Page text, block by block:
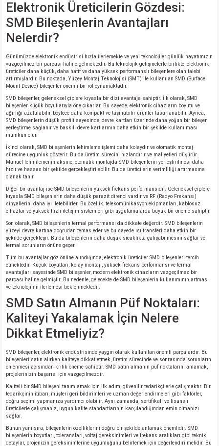
MARKA)
Elektronik Üreticilerin Gözdesi:
SMD Bileşenlerin Avantajları
Nelerdir?
Günümüzde elektronik endüstrisi hızla ilerlemekte ve yeni teknolojiler günlük hayatımızın
vazgeçilmez bir parçası haline gelmektedir. Bu teknolojik gelişmelerle birlikte, elektronik
üreticiler daha küçük, daha hafif ve daha yüksek performanslı bileşenlere olan talebi
artırmışlardır. Bu noktada, Yüzey Montaj Teknolojisi (SMT) ile kullanılan SMD (Surface
Mount Device) bileşenler önemli bir rol oynamaktadır.
SMD bileşenler, geleneksel çiplere kıyasla bir dizi avantaja sahiptir. İlk olarak, SMD
bileşenler küçük boyutlarıyla öne çıkarlar. Bu sayede, elektronik cihazların boyutu ve
ağırlığı azaltılabilir, böylece daha kompakt ve taşınabilir ürünler tasarlanabilir. Ayrıca,
SMD bileşenlerin düşük profili sayesinde, devre kartları üzerinde daha yoğun bir bileşen
yerleştirme sağlanır ve baskılı devre kartlarının daha etkin bir şekilde kullanılması
mümkün olur.
İkinci olarak, SMD bileşenlerin lehimleme işlemi daha kolaydır ve otomatik montaj
sürecine uygunluk gösterir. Bu da üretim sürecini hızlandırır ve maliyetleri düşürür.
Manuel lehimlemenin aksine, otomatik montajda SMD bileşenlerin yerleştirilmesi daha
hızlı ve hassas bir şekilde gerçekleştirilebilir. Bu da üreticilerin verimliliği artırmasına
olanak tanır.
Diğer bir avantaj ise SMD bileşenlerin yüksek frekans performansıdır. Geleneksel çiplere
kıyasla SMD bileşenlerin daha düşük parazit direnci vardır ve RF (Radyo Frekansı)
sinyallerini daha iyi iletebilirler. Bu özellik, telekomünikasyon ekipmanları, kablosuz
cihazlar ve yüksek hızlı iletişim sistemleri gibi uygulamalarda büyük bir öneme sahiptir.
Son olarak, SMD bileşenlerin termal performansı da dikkate değerdir. SMD bileşenlerin
yüzeyi devre kartına doğrudan temas eder ve bu sayede ısı transferi daha etkin bir
şekilde gerçekleşir. Bu da bileşenlerin daha düşük sıcaklıkta çalışabilmesini sağlar ve
termal sorunların önüne geçer.
Tüm bu avantajlar göz önüne alındığında, elektronik üreticiler SMD bileşenleri tercih
etmektedir. Küçük boyutları, kolay montajı, yüksek frekans performansı ve termal
avantajları sayesinde SMD bileşenler, modern elektronik cihazların vazgeçilmez bir
parçası haline gelmiştir. Bu nedenle, gelecekte de SMD bileşenlerin kullanımının artması
ve teknolojinin ilerlemesi beklenmektedir.
SMD Satın Almanın Püf Noktaları:
Kaliteyi Yakalamak İçin Nelere
Dikkat Etmeliyiz?
SMD bileşenler, elektronik endüstrisinde yaygın olarak kullanılan önemli parçalardır. Bu
bileşenleri satın alırken kaliteye dikkat etmek, üretim sürecinde ve sonrasında sorunların
önlenmesi açısından kritik öneme sahiptir. SMD satın almanın püf noktalarını anlamak,
projelerinizin başarısı için vazgeçilmezdir.
Kaliteli bir SMD bileşeni tanımlamak için ilk adım, güvenilir tedarikçilerle çalışmaktır. Bir
tedarikçinin itibarı, müşteri geri bildirimleri ve uzman değerlendirmeleri gibi faktörler,
doğru seçimi yapmanıza yardımcı olabilir. Aynı zamanda, sertifikalı ve lisanslı
üreticilerle çalışmanız, uygun kalite standartlarının karşılandığından emin olmanızı
sağlar.
Bunun yanı sıra, bileşenlerin özelliklerini doğru bir şekilde anlamak önemlidir. SMD
bileşenlerin boyutları, toleransları, voltaj gereksinimleri ve frekans aralıkları gibi teknik
detaylar, projenizin gereksinimlerine uygunluğunu belirlemek için değerlendirilmelidir. Bu